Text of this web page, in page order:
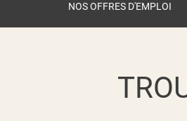
NOS OFFRES D'EMPLOI